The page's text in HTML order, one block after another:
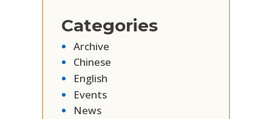
Categories
Archive
Chinese
English
Events
News